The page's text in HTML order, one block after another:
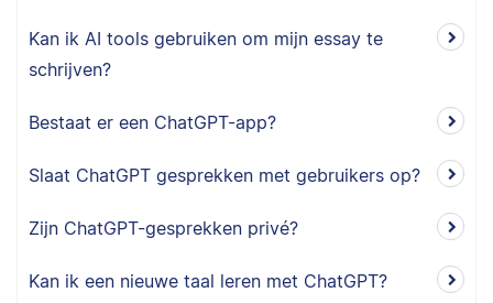
Kan ik AI tools gebruiken om mijn essay te
schrijven?
Bestaat er een ChatGPT-app?
Slaat ChatGPT gesprekken met gebruikers op?
Zijn ChatGPT-gesprekken privé?
Kan ik een nieuwe taal leren met ChatGPT?